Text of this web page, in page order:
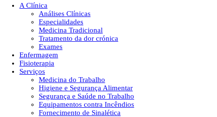
A Clínica
Análises Clínicas
Especialidades
Medicina Tradicional
Tratamento da dor crónica
Exames
Enfermagem
Fisioterapia
Serviços
Medicina do Trabalho
Higiene e Segurança Alimentar
Segurança e Saúde no Trabalho
Equipamentos contra Incêndios
Fornecimento de Sinalética